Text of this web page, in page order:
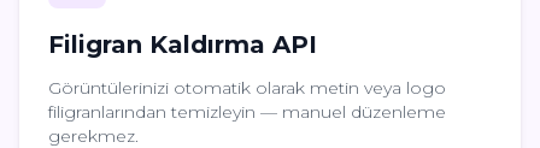
Filigran Kaldırma API
Görüntülerinizi otomatik olarak metin veya logo
filigranlarından temizleyin — manuel düzenleme
gerekmez.